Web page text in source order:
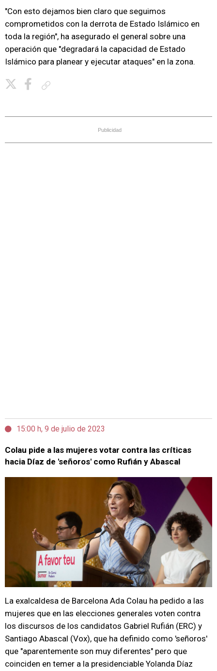
"Con esto dejamos bien claro que seguimos
comprometidos con la derrota de Estado Islámico en
toda la región", ha asegurado el general sobre una
operación que "degradará la capacidad de Estado
Islámico para planear y ejecutar ataques" en la zona.
Publicidad
15:00 h, 9 de julio de 2023
Colau pide a las mujeres votar contra las críticas
hacia Díaz de 'señoros' como Rufián y Abascal
La exalcaldesa de Barcelona Ada Colau ha pedido a las
mujeres que en las elecciones generales voten contra
los discursos de los candidatos Gabriel Rufián (ERC) y
Santiago Abascal (Vox), que ha definido como 'señoros'
que "aparentemente son muy diferentes" pero que
coinciden en temer a la presidenciable Yolanda Díaz